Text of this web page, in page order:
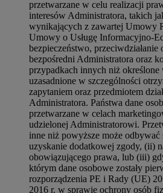
przetwarzane w celu realizacji
interesów Administratora, takich
wynikających z zawartej Umowy
Umowy o Usługę Informacyjno-
bezpieczeństwo,
bezpośredni Administratora oraz
przypadkach innych niż
uzasadnione w szczególności
zapytaniem oraz przedmiotem
Administratora. Państwa dane
przetwarzane w celach
udzielonej Administratorowi.
inne niż powyższe może
uzyskanie dodatkowej zgody, (ii)
obowiązującego prawa, lub (iii)
którym dane osobowe zostały
rozporządzenia PE i Rady (UE)
2016 r. w sprawie ochrony osób